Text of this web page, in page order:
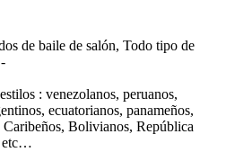
de baile de salón, Todo tipo de
: venezolanos, peruanos,
ecuatorianos, panameños,
Bolivianos, República
etc…